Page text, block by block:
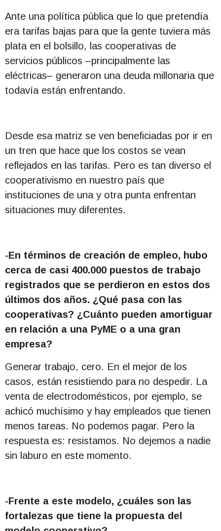
Ante una política pública que lo que pretendía
era tarifas bajas para que la gente tuviera más
plata en el bolsillo, las cooperativas de
servicios públicos –principalmente las
eléctricas– generaron una deuda millonaria que
todavía están enfrentando.
Desde esa matriz se ven beneficiadas por ir en
un tren que hace que los costos se vean
reflejados en las tarifas. Pero es tan diverso el
cooperativismo en nuestro país que
instituciones de una y otra punta enfrentan
situaciones muy diferentes.
-En términos de creación de empleo, hubo
cerca de casi 400.000 puestos de trabajo
registrados que se perdieron en estos dos
últimos dos años. ¿Qué pasa con las
cooperativas? ¿Cuánto pueden amortiguar
en relación a una PyME o a una gran
empresa?
Generar trabajo, cero. En el mejor de los
casos, están resistiendo para no despedir. La
venta de electrodomésticos, por ejemplo, se
achicó muchísimo y hay empleados que tienen
menos tareas. No podemos pagar. Pero la
respuesta es: resistamos. No dejemos a nadie
sin laburo en este momento.
-Frente a este modelo, ¿cuáles son las
fortalezas que tiene la propuesta del